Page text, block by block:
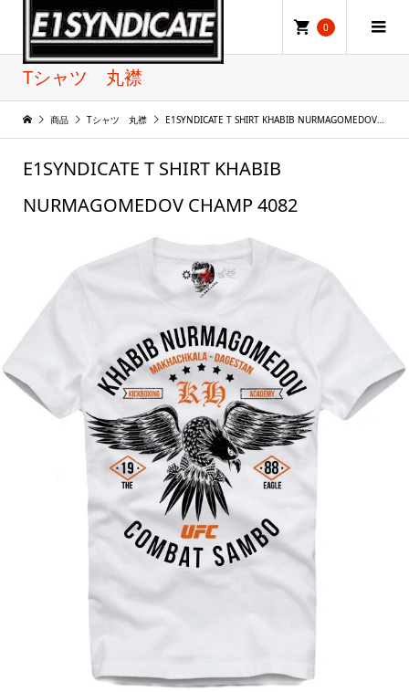
0
Tシャツ 丸襟
商品 Tシャツ 丸襟 E1SYNDICATE T SHIRT KHABIB NURMAGOMEDOV CHAMP 4082
E1SYNDICATE T SHIRT KHABIB
NURMAGOMEDOV CHAMP 4082